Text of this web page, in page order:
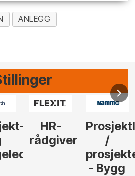
ANLEGG
Vi
behøver
elektrofagfolk
Anlegg
søker
Elektro